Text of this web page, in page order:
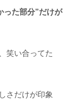
った部分”だけが
笑い合ってた
さだけが印象